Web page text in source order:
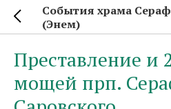
События храма
(Энем)
Преставление и
мощей прп.